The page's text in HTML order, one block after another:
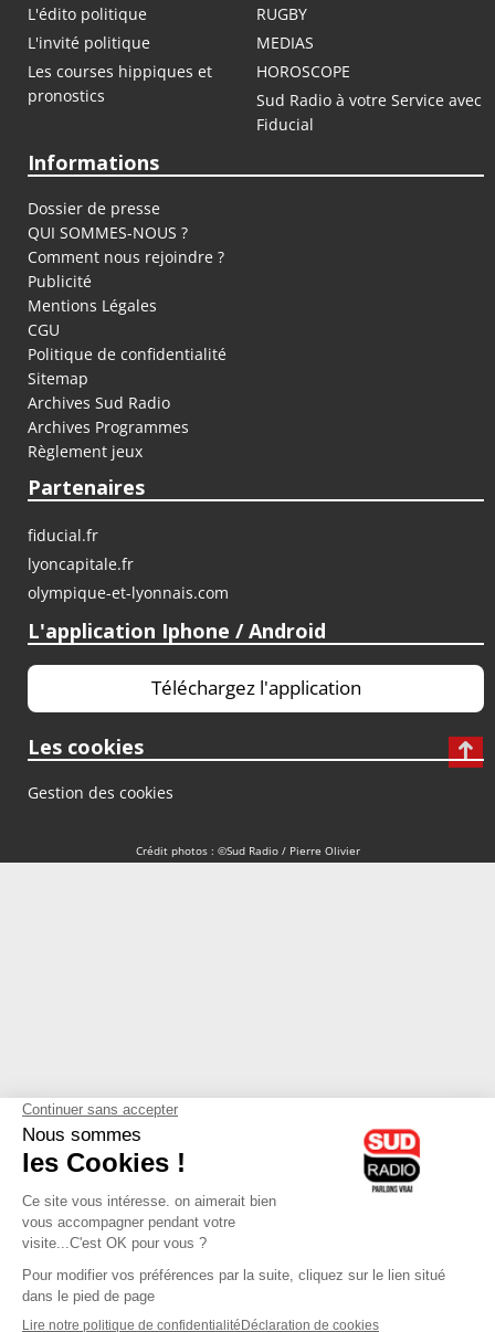
L'édito politique
RUGBY
L'invité politique
MEDIAS
Les courses hippiques et
pronostics
HOROSCOPE
Sud Radio à votre Service avec
Fiducial
Informations
Dossier de presse
QUI SOMMES-NOUS ?
Comment nous rejoindre ?
Publicité
Mentions Légales
CGU
Politique de confidentialité
Sitemap
Archives Sud Radio
Archives Programmes
Règlement jeux
Partenaires
fiducial.fr
lyoncapitale.fr
olympique-et-lyonnais.com
L'application Iphone / Android
Téléchargez l'application
Les cookies
Gestion des cookies
Crédit photos : ©Sud Radio / Pierre Olivier